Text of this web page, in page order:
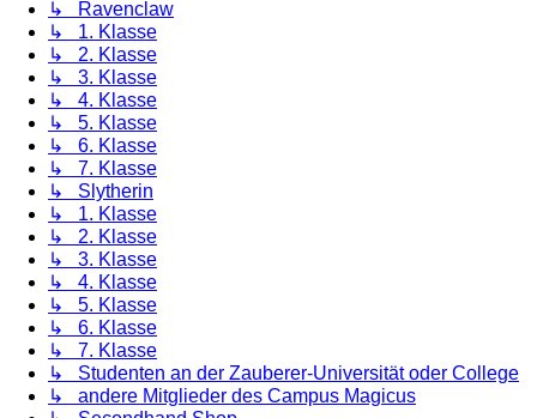
↳ Ravenclaw
↳ 1. Klasse
↳ 2. Klasse
↳ 3. Klasse
↳ 4. Klasse
↳ 5. Klasse
↳ 6. Klasse
↳ 7. Klasse
↳ Slytherin
↳ 1. Klasse
↳ 2. Klasse
↳ 3. Klasse
↳ 4. Klasse
↳ 5. Klasse
↳ 6. Klasse
↳ 7. Klasse
↳ Studenten an der Zauberer-Universität oder College
↳ andere Mitglieder des Campus Magicus